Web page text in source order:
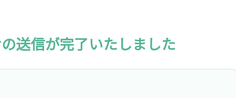
送信が完了いたしました